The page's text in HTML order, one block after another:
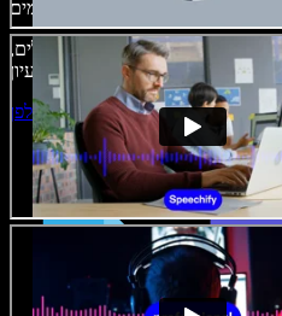
בדפדפן. יוצרי תוכן כבר לא מוגבלים,
התחילו ליצור באולפן